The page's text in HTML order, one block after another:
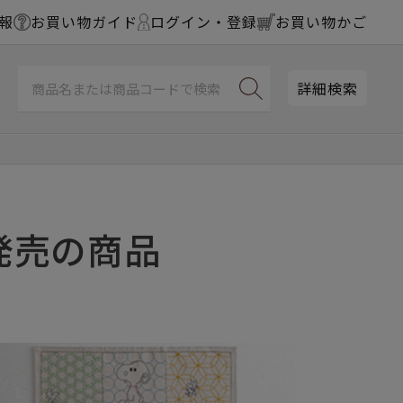
お買い物ガイド ログイン・登録 お買い物かご
詳細検索
売の商品